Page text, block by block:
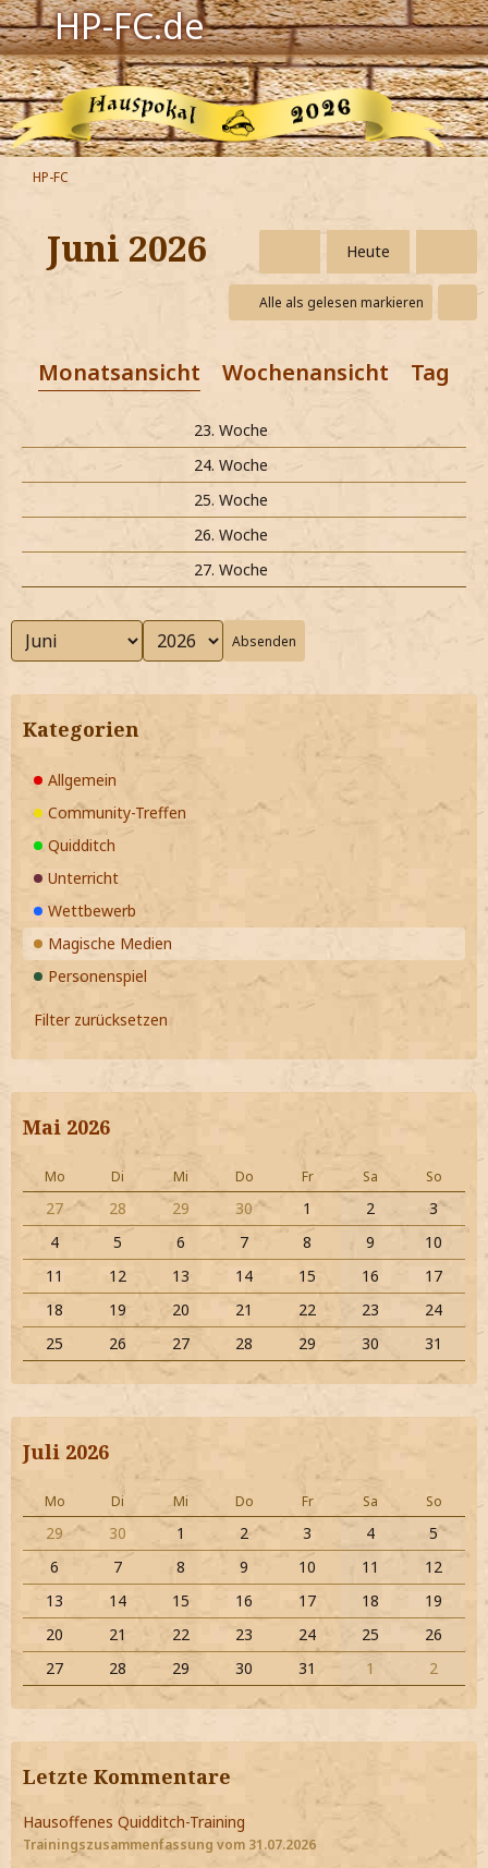
HP-FC.de
Navigation
Harry Potter
Der HP-FC
Hogwarts
Zauberwelt
Willkommen
Jetzt Fanclub-Mitglied werden!
HP-FC
Juni 2026 Heute
Alle als gelesen markieren
Monatsansicht Wochenansicht
23. Woche
24. Woche
25. Woche
26. Woche
27. Woche
Absenden
Kategorien
Allgemein
Community-Treffen
Quidditch
Unterricht
Wettbewerb
Magische Medien
Personenspiel
Filter zurücksetzen
Mai 2026
Mo Di Mi Do Fr Sa So
27 28 29 30 1 2
3
4
5 6 7 8 9
10
11
12 13 14 15 16
17
18
19 20 21 22 23
24
25
26 27 28 29 30 31
Juli 2026
Mo Di Mi Do Fr Sa So
29 30 1 2 3 4
5
6
7 8 9 10 11
12
13
14 15 16 17 18
19
20
21 22 23 24 25
26
27
28 29 30 31 1 2
Letzte Kommentare
Hausoffenes Quidditch-Training
Trainingszusammenfassung vom 31.07.2026